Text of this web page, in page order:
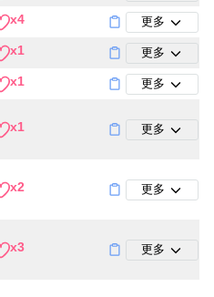
x4 更多
x1 更多
x1 更多
x1 更多
x2 更多
x3 更多